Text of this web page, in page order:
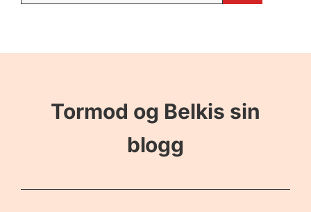
Tormod og Belkis sin
blogg